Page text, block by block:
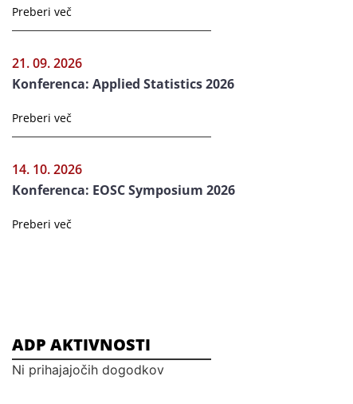
Preberi več
21. 09. 2026
Konferenca: Applied Statistics 2026
Preberi več
14. 10. 2026
Konferenca: EOSC Symposium 2026
Preberi več
ADP AKTIVNOSTI
Ni prihajajočih dogodkov